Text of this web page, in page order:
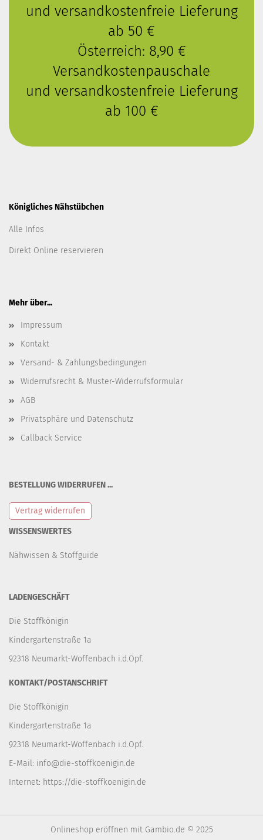
und versandkostenfreie Lieferung
ab 50 €
Österreich: 8,90 €
Versandkostenpauschale
und versandkostenfreie Lieferung
ab 100 €
Königliches Nähstübchen
Alle Infos
Direkt Online reservieren
Mehr über...
Impressum
Kontakt
Versand- & Zahlungsbedingungen
Widerrufsrecht & Muster-Widerrufsformular
AGB
Privatsphäre und Datenschutz
Callback Service
BESTELLUNG WIDERRUFEN ...
Vertrag widerrufen
WISSENSWERTES
Nähwissen & Stoffguide
LADENGESCHÄFT
Die Stoffkönigin
Kindergartenstraße 1a
92318 Neumarkt-Woffenbach i.d.Opf.
KONTAKT/POSTANSCHRIFT
Die Stoffkönigin
Kindergartenstraße 1a
92318 Neumarkt-Woffenbach i.d.Opf.
E-Mail: info@die-stoffkoenigin.de
Internet: https://die-stoffkoenigin.de
Onlineshop eröffnen mit Gambio.de © 2025